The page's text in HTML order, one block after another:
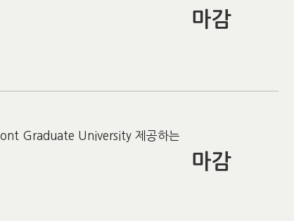
마감
Graduate University 제공하는
마감